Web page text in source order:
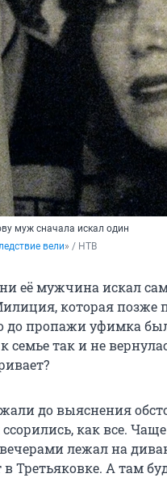
муж сначала искал один
вели» / НТВ
её мужчина искал
которая позже
до пропажи уфимка
семье так и не
до выяснения
ссорились, как все.
лежал на
Третьяковке. А там